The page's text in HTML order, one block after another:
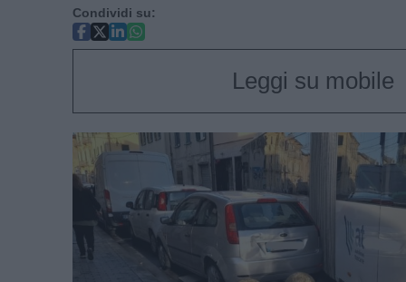
Condividi su:
Leggi su mobile